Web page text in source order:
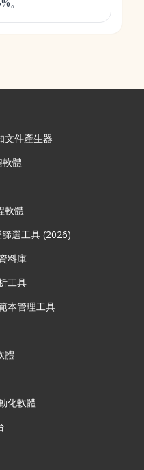
文件產生器
體
軟體
選工具 (2026)
料庫
工具
本管理工具
體
化軟體